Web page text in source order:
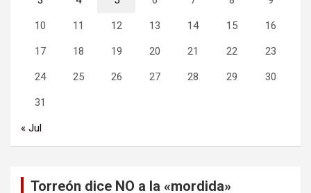
10 11 12 13 14 15 16
17 18 19 20 21 22 23
24 25 26 27 28 29 30
31
« Jul
Torreón dice NO a la «mordida»